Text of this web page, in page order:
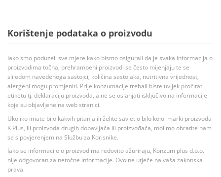
Korištenje podataka o proizvodu
Iako smo poduzeli sve mjere kako bismo osigurali da je svaka informacija o
proizvodima točna, prehrambeni proizvodi se često mijenjaju te se
slijedom navedenoga sastojci, količina sastojaka, nutritivna vrijednost,
alergeni mogu promjeniti. Prije konzumacije trebali biste uvijek pročitati
etiketu tj. deklaraciju proizvoda, a ne se oslanjati isključivo na informacije
koje su objavljene na web stranici.
Ukoliko imate bilo kakvih pitanja ili želite savjet o bilo kojoj marki proizvoda
K Plus, ili proizvoda drugih dobavljača ili proizvođača, molimo obratite nam
se s povjerenjem na Službu za Korisnike.
Iako se informacije o proizvodima redovito ažuriraju, Konzum plus d.o.o.
nije odgovoran za netočne informacije. Ovo ne utječe na vaša zakonska
prava.